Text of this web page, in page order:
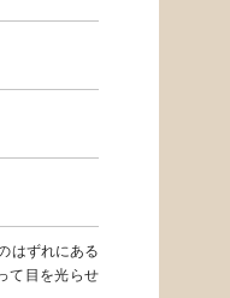
はずれにある
て目を光らせ